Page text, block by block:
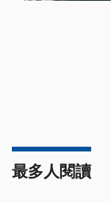
最多人閱讀